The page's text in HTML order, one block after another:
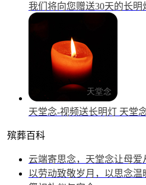
我们将向您赠送30天的长明
天堂念-视频送长明灯 天堂
殡葬百科
云端寄思念，天堂念让母爱
以劳动致敬岁月，以思念温